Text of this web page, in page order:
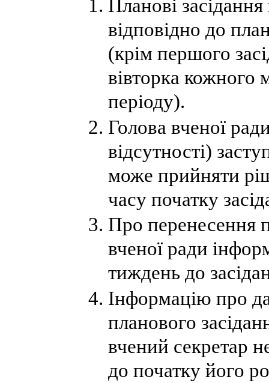
Планові
відповідно до
(крім першого
вівторка кожного
періоду).
Голова вченої
відсутності)
може прийняти
часу початку
Про перенесення
вченої ради
тиждень до
Інформацію про
планового
вчений секретар
до початку його